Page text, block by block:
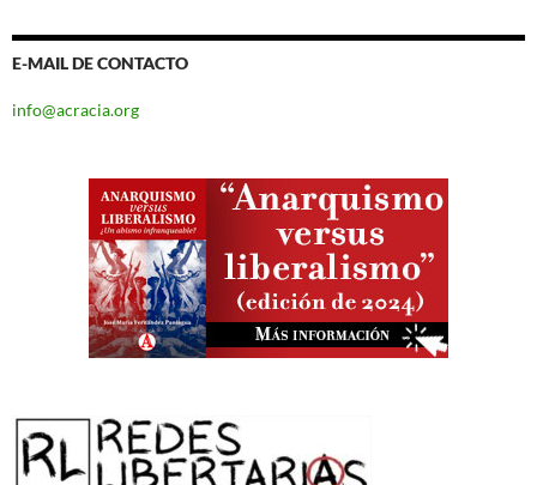
E-MAIL DE CONTACTO
info@acracia.org